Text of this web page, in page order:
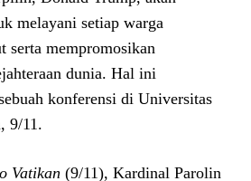
melayani setiap warga
serta mempromosikan
dunia. Hal ini
konferensi di Universitas
9/11.
Vatikan (9/11), Kardinal Parolin